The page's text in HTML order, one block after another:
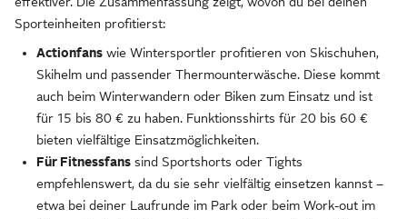
Sporteinheiten profitierst:
Actionfans wie Wintersportler profitieren von Skischuhen,
Skihelm und passender Thermounterwäsche. Diese kommt
auch beim Winterwandern oder Biken zum Einsatz und ist
für 15 bis 80 € zu haben. Funktionsshirts für 20 bis 60 €
bieten vielfältige Einsatzmöglichkeiten.
Für Fitnessfans sind Sportshorts oder Tights
empfehlenswert, da du sie sehr vielfältig einsetzen kannst –
etwa bei deiner Laufrunde im Park oder beim Work-out im